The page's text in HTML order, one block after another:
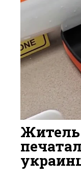
Житель